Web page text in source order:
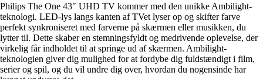
Philips The One 43″ UHD TV kommer med den unikke Ambilight-
teknologi. LED-lys langs kanten af TVet lyser op og skifter farve
perfekt synkroniseret med farverne på skærmen eller musikken, du
lytter til. Dette skaber en stemningsfyldt og medrivende oplevelse, der
virkelig får indholdet til at springe ud af skærmen. Ambilight-
teknologien giver dig mulighed for at fordybe dig fuldstændigt i film,
serier og spil, og du vil undre dig over, hvordan du nogensinde har